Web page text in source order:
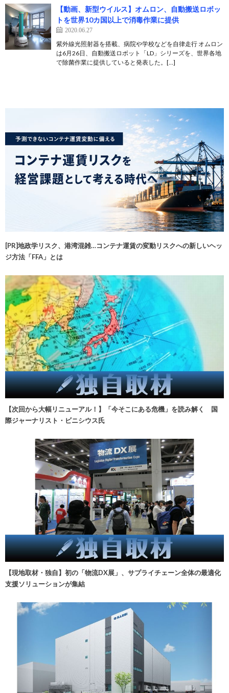
【動画、新型ウイルス】オムロン、自動搬送ロボッ
トを世界10カ国以上で消毒作業に提供
2020.06.27
紫外線光照射器を搭載、病院や学校などを自律走行 オムロン
は6月26日、自動搬送ロボット「LD」シリーズを、世界各地
で除菌作業に提供していると発表した。[…]
[PR]地政学リスク、港湾混雑…コンテナ運賃の変動リスクへの新しいヘッ
ジ方法「FFA」とは
【次回から大幅リニューアル！】「今そこにある危機」を読み解く 国
際ジャーナリスト・ビニシウス氏
【現地取材・独自】初の「物流DX展」、サプライチェーン全体の最適化
支援ソリューションが集結